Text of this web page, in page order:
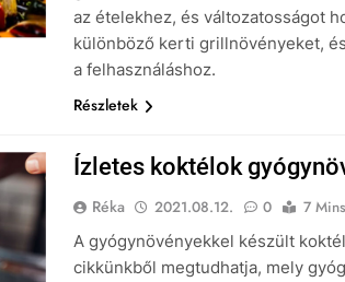
az ételekhez, és változatosságot
különböző kerti grillnövényeket,
a felhasználáshoz.
Részletek
Ízletes koktélok
Réka 2021.08.12. 0
7 Mins
A gyógynövényekkel készült
cikkünkből megtudhatja, mely